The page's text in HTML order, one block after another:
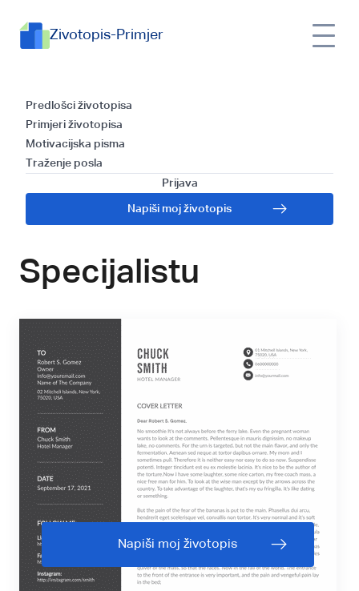
Zivotopis-Primjer
Predlošci životopisa
Primjeri životopisa
Motivacijska pisma
Traženje posla
Prijava
Napiši moj životopis
Predložak za Pisanje
Propratnog Pisma i
Vodič za
Marketinškog
Specijalistu
Napiši moj životopis